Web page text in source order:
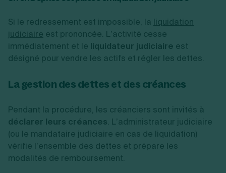
Si le redressement est impossible, la liquidation
judiciaire est prononcée. L’activité cesse
immédiatement et le liquidateur judiciaire est
désigné pour vendre les actifs et régler les dettes.
La gestion des dettes et des créances
Pendant la procédure, les créanciers sont invités à
déclarer leurs créances. L’administrateur judiciaire
(ou le mandataire judiciaire en cas de liquidation)
vérifie l’ensemble des dettes et prépare les
modalités de remboursement.